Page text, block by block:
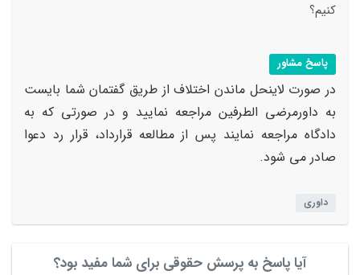
کنیم؟
پاسخ مشاور
در صورت لاینحل ماندن اختلاف از طریق گفتمان شما بایست
به داورمرضی الطرفین مراجعه نمایید و در صورتی که به
دادگاه مراجعه نمایند پس از مطالعه قرارداد، قرار رد دعوا
صادر می شود.
داوری
آیا پاسخ به پرسش حقوقی برای شما مفید بود؟